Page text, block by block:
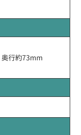
行約73mm